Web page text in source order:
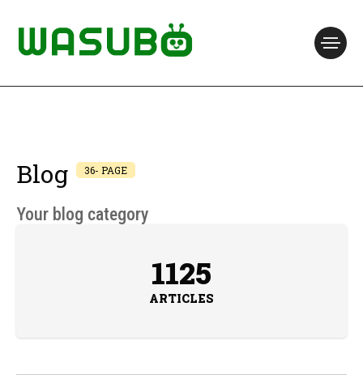
Blog 36- PAGE
Your blog category
1125
ARTICLES